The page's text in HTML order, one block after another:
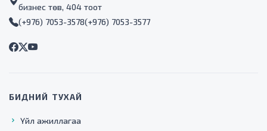
бизнес төв, 404 тоот
(+976) 7053-3578(+976) 7053-3577
БИДНИЙ ТУХАЙ
Үйл ажиллагаа